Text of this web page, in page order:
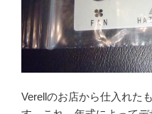
Verellのお店から仕入れた